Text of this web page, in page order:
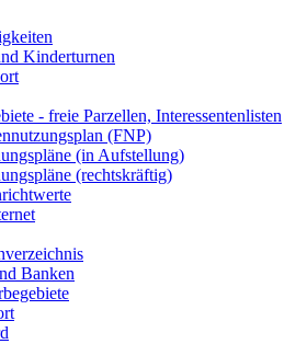
Kinderturnen
- freie Parzellen, Interessentenlisten
(FNP)
(in Aufstellung)
(rechtskräftig)
Banken